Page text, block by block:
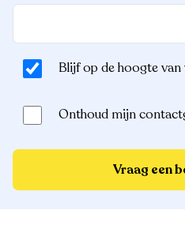
Blijf op de hoogte
Onthoud mijn
Vraag een